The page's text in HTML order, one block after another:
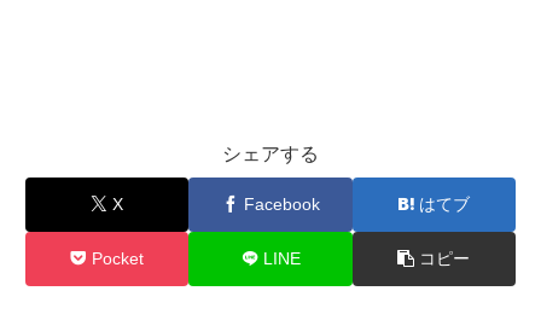
シェアする
X Facebook はてブ
Pocket LINE コピー